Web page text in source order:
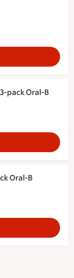
pack Oral-B
Oral-B